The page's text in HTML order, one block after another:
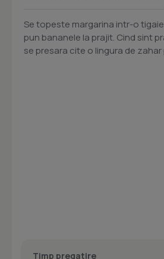
Se topeste margarina intr-o
pun bananele la prajit. Cind sint
se presara cite o lingura de zahar
Timp pregatire